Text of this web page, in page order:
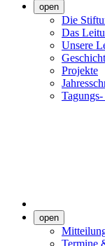
open
Die
Das
Unsere
Projekte
open
Termine